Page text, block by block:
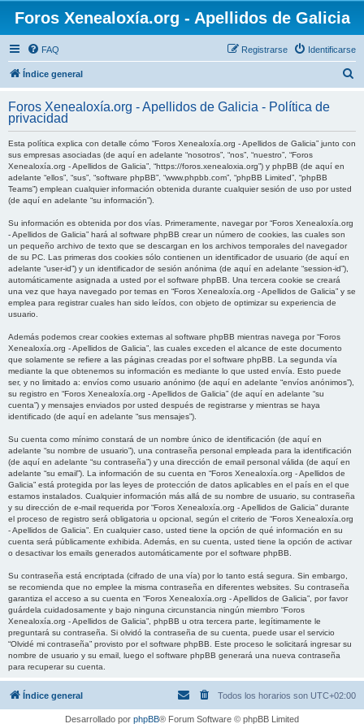
Foros Xenealoxía.org - Apellidos de Galicia
FAQ Identificarse
Registrarse
Índice general
c
Foros Xenealoxía.org - Apellidos de Galicia - Política de
privacidad
Esta política explica con detalle cómo “Foros Xenealoxía.org - Apellidos de Galicia” junto con
sus empresas asociadas (de aquí en adelante “nosotros”, “nos”, “nuestro”, “Foros
Xenealoxía.org - Apellidos de Galicia”, “https://foros.xenealoxia.org”) y phpBB (de aquí en
adelante “ellos”, “sus”, “software phpBB”, “www.phpbb.com”, “phpBB Limited”, “phpBB
Teams”) emplean cualquier información obtenida durante cualquier sesión de uso por usted
(de aquí en adelante “su información”).
Su información es obtenida por dos vías. Primeramente, navegar por “Foros Xenealoxía.org
- Apellidos de Galicia” hará al software phpBB crear un número de cookies, las cuales son
un pequeño archivo de texto que se descargan en los archivos temporales del navegador
de su PC. Las primeras dos cookies sólo contienen un identificador de usuario (de aquí en
adelante “user-id”) y un identificador de sesión anónima (de aquí en adelante “session-id”),
automáticamente asignada a usted por el software phpBB. Una tercera cookie se creará
una vez que haya navegado por temas en “Foros Xenealoxía.org - Apellidos de Galicia” y se
emplea para registrar cuales han sido leídos, con objeto de optimizar su experiencia de
usuario.
Además podemos crear cookies externas al software phpBB mientras navega por “Foros
Xenealoxía.org - Apellidos de Galicia”, las cuales exceden el alcance de este documento
que solamente se refiere a las páginas creadas por el software phpBB. La segunda vía
mediante la que obtenemos su información es mediante lo que usted envía. Esto puede
ser, y no limitado a: envíos como usuario anónimo (de aquí en adelante “envíos anónimos”),
su registro en “Foros Xenealoxía.org - Apellidos de Galicia” (de aquí en adelante “su
cuenta”) y mensajes enviados por usted después de registrarse y mientras se haya
identificado (de aquí en adelante “sus mensajes”).
Su cuenta como mínimo constará de un nombre único de identificación (de aquí en
adelante “su nombre de usuario”), una contraseña personal empleada para la identificación
(de aquí en adelante “su contraseña”) y una dirección de email personal válida (de aquí en
adelante “su email”). La información de su cuenta en “Foros Xenealoxía.org - Apellidos de
Galicia” está protegida por las leyes de protección de datos aplicables en el país en el que
estamos instalados. Cualquier información más allá de su nombre de usuario, su contraseña
y su dirección de e-mail requerida por “Foros Xenealoxía.org - Apellidos de Galicia” durante
el proceso de registro será obligatoria u opcional, según el criterio de “Foros Xenealoxía.org
- Apellidos de Galicia”. En cualquier caso, usted tiene la opción de qué información en su
cuenta será públicamente exhibida. Además, en su cuenta, usted tiene la opción de activar
o desactivar los emails generados automáticamente por el software phpBB.
Su contraseña está encriptada (cifrado de una vía) por lo tanto está segura. Sin embargo,
se recomienda que no emplee la misma contraseña en diferentes websites. Su contraseña
garantiza el acceso a su cuenta en “Foros Xenealoxía.org - Apellidos de Galicia”, por favor
guárdela cuidadosamente y bajo ninguna circunstancia ningún miembro “Foros
Xenealoxía.org - Apellidos de Galicia”, phpBB u otra tercera parte, legítimamente le
preguntará su contraseña. Si olvidó la contraseña de su cuenta, puede usar el servicio
“Olvidé mi contraseña” provisto por el software phpBB. Este proceso le solicitará ingresar su
nombre de usuario y su email, luego el software phpBB generará una nueva contraseña
para recuperar su cuenta.
Índice general Todos los horarios son UTC+02:00
Desarrollado por phpBB® Forum Software © phpBB Limited